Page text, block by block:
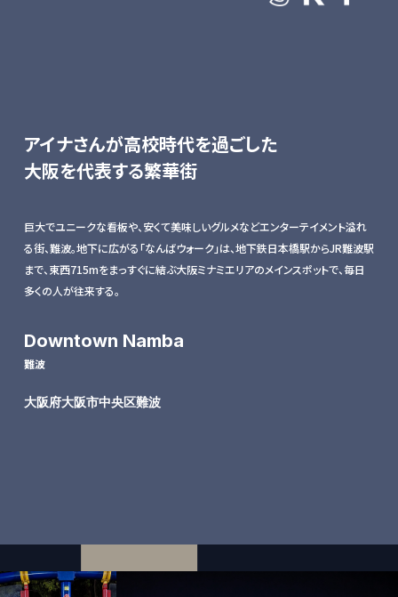
アイナさんが高校時代を過ごした
大阪を代表する繁華街
巨大でユニークな看板や、安くて美味しいグルメなどエンターテイメント溢れ
る街、難波。地下に広がる「なんばウォーク」は、地下鉄日本橋駅からJR難波駅
まで、東西715mをまっすぐに結ぶ大阪ミナミエリアのメインスポットで、毎日
多くの人が往来する。
Downtown Namba
難波
大阪府大阪市中央区難波